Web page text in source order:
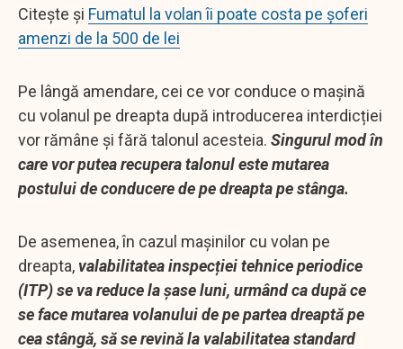
Citește și Fumatul la volan îi poate costa pe șoferi
amenzi de la 500 de lei
Pe lângă amendare, cei ce vor conduce o mașină
cu volanul pe dreapta după introducerea interdicției
vor rămâne și fără talonul acesteia. Singurul mod în
care vor putea recupera talonul este mutarea
postului de conducere de pe dreapta pe stânga.
De asemenea, în cazul mașinilor cu volan pe
dreapta,valabilitatea inspecției tehnice periodice
(ITP) se va reduce la șase luni, urmând ca după ce
se face mutarea volanului de pe partea dreaptă pe
cea stângă, să se revină la valabilitatea standard